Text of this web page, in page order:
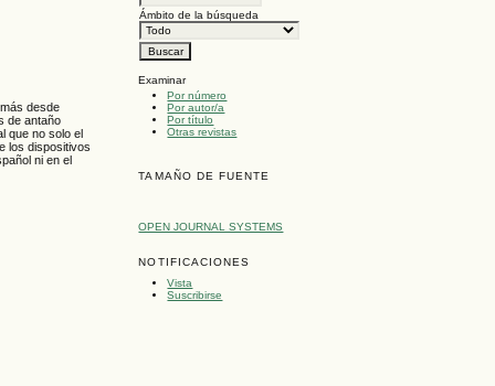
Ámbito de la búsqueda
Examinar
Por número
Por autor/a
Por título
Otras revistas
TAMAÑO DE FUENTE
OPEN JOURNAL SYSTEMS
NOTIFICACIONES
Vista
Suscribirse
desde
de antaño
que no solo el
los dispositivos
ni en el